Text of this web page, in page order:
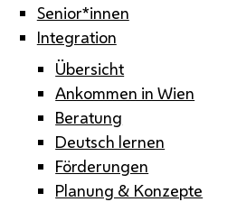
Senior*innen
Integration
Übersicht
Ankommen in Wien
Beratung
Deutsch lernen
Förderungen
Planung & Konzepte